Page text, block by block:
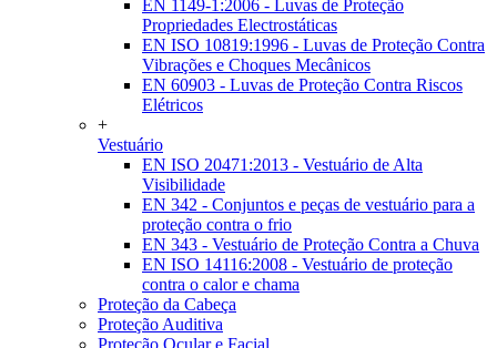
EN 1149-1:2006 - Luvas de Proteção
Propriedades Electrostáticas
EN ISO 10819:1996 - Luvas de Proteção Contra
Vibrações e Choques Mecânicos
EN 60903 - Luvas de Proteção Contra Riscos
Elétricos
+
Vestuário
EN ISO 20471:2013 - Vestuário de Alta
Visibilidade
EN 342 - Conjuntos e peças de vestuário para a
proteção contra o frio
EN 343 - Vestuário de Proteção Contra a Chuva
EN ISO 14116:2008 - Vestuário de proteção
contra o calor e chama
Proteção da Cabeça
Proteção Auditiva
Proteção Ocular e Facial